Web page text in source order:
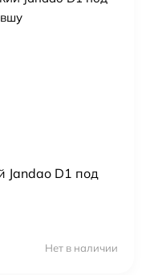
Jandao D1 под
Нет в наличии